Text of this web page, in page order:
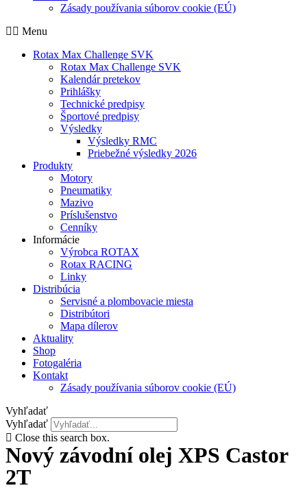
Zásady používania súborov cookie (EÚ)
Menu
Rotax Max Challenge SVK
Rotax Max Challenge SVK
Kalendár pretekov
Prihlášky
Technické predpisy
Športové predpisy
Výsledky
Výsledky RMC
Priebežné výsledky 2026
Produkty
Motory
Pneumatiky
Mazivo
Príslušenstvo
Cenníky
Informácie
Výrobca ROTAX
Rotax RACING
Linky
Distribúcia
Servisné a plombovacie miesta
Distribútori
Mapa dílerov
Aktuality
Shop
Fotogaléria
Kontakt
Zásady používania súborov cookie (EÚ)
Vyhľadať
Vyhľadať
Close this search box.
Nový závodní olej XPS Castor
2T